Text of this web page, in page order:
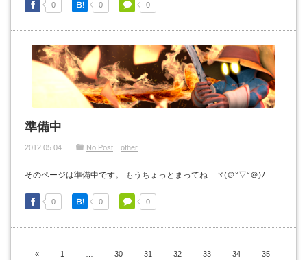
0 0 0
準備中
2012.05.04 No Post other
そのページは準備中です。 もうちょっとまってね ヾ(＠°▽°＠)ﾉ
0 0 0
« 1 30 31 32 33 34 35